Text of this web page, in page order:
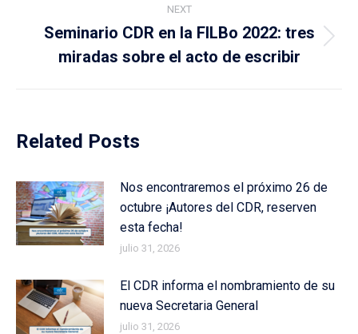
NEXT
post:
Seminario CDR en la FILBo 2022: tres
miradas sobre el acto de escribir
Related Posts
Nos encontraremos el próximo 26 de
octubre ¡Autores del CDR, reserven
esta fecha!
julio 31, 2026
El CDR informa el nombramiento de su
nueva Secretaria General
julio 31, 2026